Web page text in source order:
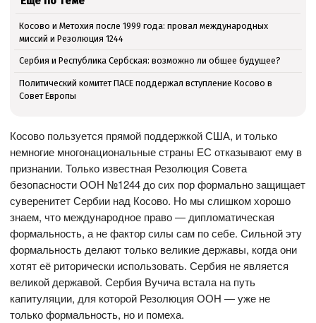
Косово и Метохия после 1999 года: провал международных
миссий и Резолюция 1244
Сербия и Республика Сербская: возможно ли общее будущее?
Политический комитет ПАСЕ поддержал вступление Косово в
Совет Европы
Косово пользуется прямой поддержкой США, и только
немногие многонациональные страны ЕС отказывают ему в
признании. Только известная Резолюция Совета
безопасности ООН №1244 до сих пор формально защищает
суверенитет Сербии над Косово. Но мы слишком хорошо
знаем, что международное право — дипломатическая
формальность, а не фактор силы сам по себе. Сильной эту
формальность делают только великие державы, когда они
хотят её риторически использовать. Сербия не является
великой державой. Сербия Вучича встала на путь
капитуляции, для которой Резолюция ООН — уже не
только формальность, но и помеха.